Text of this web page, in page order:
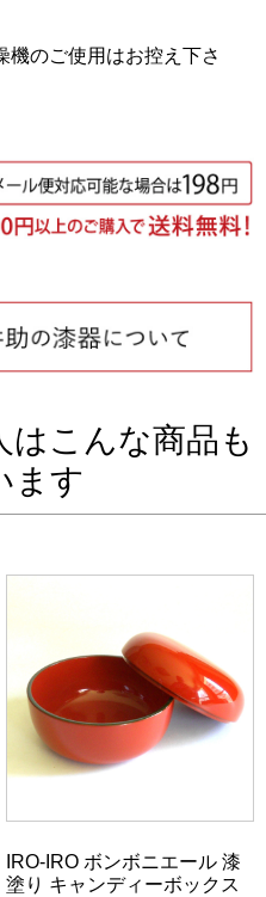
機のご使用はお控え下さ
はこんな商品も
ます
IRO-IRO ボンボニエール 漆
塗り キャンディーボックス